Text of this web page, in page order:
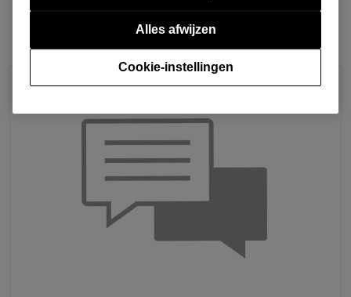
Cookie-instellingen
Alles afwijzen